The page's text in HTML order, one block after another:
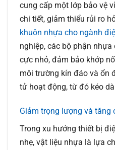
cung cấp một lớp bảo vệ
chi tiết, giảm thiểu rủi ro
khuôn nhựa cho ngành
nghiệp, các bộ phận
cực nhỏ, đảm bảo khớp
môi trường kín đáo và ổn
tử hoạt động, từ đó kéo
Giảm trọng lượng và tăng
Trong xu hướng thiết bị
nhẹ, vật liệu nhựa là lựa